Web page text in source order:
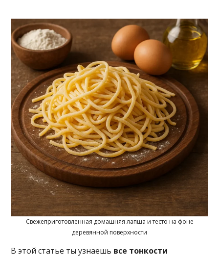
Свежеприготовленная домашняя лапша и тесто на фоне
деревянной поверхности
В этой статье ты узнаешь все тонкости